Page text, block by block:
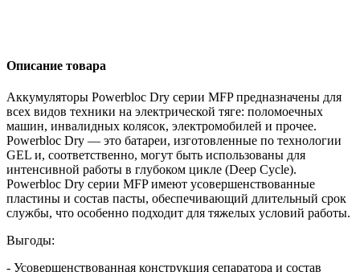
Описание товара
Аккумуляторы Powerbloc Dry серии MFP предназначены для
всех видов техники на электрической тяге: поломоечных
машин, инвалидных колясок, электромобилей и прочее.
Powerbloc Dry — это батареи, изготовленные по технологии
GEL и, соответственно, могут быть использованы для
интенсивной работы в глубоком цикле (Deep Cycle).
Powerbloc Dry серии MFP имеют усовершенствованные
пластины и состав пасты, обеспечивающий длительный срок
службы, что особенно подходит для тяжелых условий работы.
Выгоды:
- Усовершенствованная конструкция сепаратора и состав